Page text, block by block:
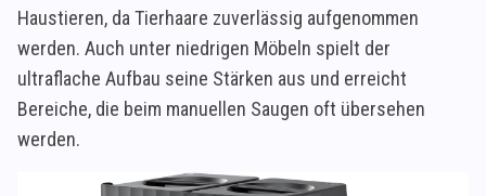
Haustieren, da Tierhaare zuverlässig aufgenommen
werden. Auch unter niedrigen Möbeln spielt der
ultraflache Aufbau seine Stärken aus und erreicht
Bereiche, die beim manuellen Saugen oft übersehen
werden.